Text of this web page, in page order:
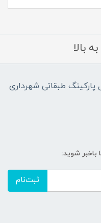
بالا
پارکینگ طبقاتی شهرداری
باخبر شوید:
ثبت‌نام